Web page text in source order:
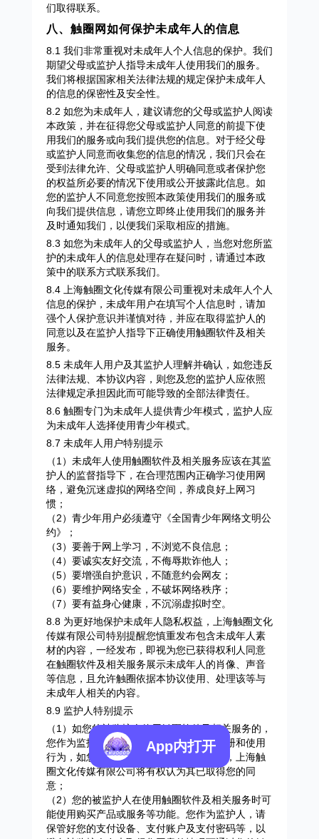
们取得联系。
八、触圈网如何保护未成年人的信息
8.1 我们非常重视对未成年人个人信息的保护。我们
期望父母或监护人指导未成年人使用我们的服务。
我们将根据国家相关法律法规的规定保护未成年人
的信息的保密性及安全性。
8.2 如您为未成年人，建议请您的父母或监护人阅读
本政策，并在征得您父母或监护人同意的前提下使
用我们的服务或向我们提供您的信息。对于经父母
或监护人同意而收集您的信息的情况，我们只会在
受到法律允许、父母或监护人明确同意或者保护您
的权益所必要的情况下使用或公开披露此信息。如
您的监护人不同意您按照本政策使用我们的服务或
向我们提供信息，请您立即终止使用我们的服务并
及时通知我们，以便我们采取相应的措施。
8.3 如您为未成年人的父母或监护人，当您对您所监
护的未成年人的信息处理存在疑问时，请通过本政
策中的联系方式联系我们。
8.4 上海触圈文化传媒有限公司重视对未成年人个人
信息的保护，未成年用户在填写个人信息时，请加
强个人保护意识并谨慎对待，并应在取得监护人的
同意以及在监护人指导下正确使用触圈软件及相关
服务。
8.5 未成年人用户及其监护人理解并确认，如您违反
法律法规、本协议内容，则您及您的监护人应依照
法律规定承担因此而可能导致的全部法律责任。
8.6 触圈专门为未成年人提供青少年模式，监护人应
为未成年人选择使用青少年模式。
8.7 未成年人用户特别提示
（1）未成年人使用触圈软件及相关服务应该在其监
护人的监督指导下，在合理范围内正确学习使用网
络，避免沉迷虚拟的网络空间，养成良好上网习
惯；
（2）青少年用户必须遵守《全国青少年网络文明公
约》；
（3）要善于网上学习，不浏览不良信息；
（4）要诚实友好交流，不侮辱欺诈他人；
（5）要增强自护意识，不随意约会网友；
（6）要维护网络安全，不破坏网络秩序；
（7）要有益身心健康，不沉溺虚拟时空。
8.8 为更好地保护未成年人隐私权益，上海触圈文化
传媒有限公司特别提醒您慎重发布包含未成年人素
材的内容，一经发布，即视为您已获得权利人同意
在触圈软件及相关服务展示未成年人的肖像、声音
等信息，且允许触圈依据本协议使用、处理该等与
未成年人相关的内容。
8.9 监护人特别提示
（1）如您的被监护人使用触圈软件及相关服务的，
您作为监护人应指导并监督被监护人的注册和使用
行为，如您的被监护人申请注册触圈账号，上海触
圈文化传媒有限公司将有权认为其已取得您的同
意；
（2）您的被监护人在使用触圈软件及相关服务时可
能使用购买产品或服务等功能。您作为监护人，请
保管好您的支付设备、支付账户及支付密码等，以
App内打开